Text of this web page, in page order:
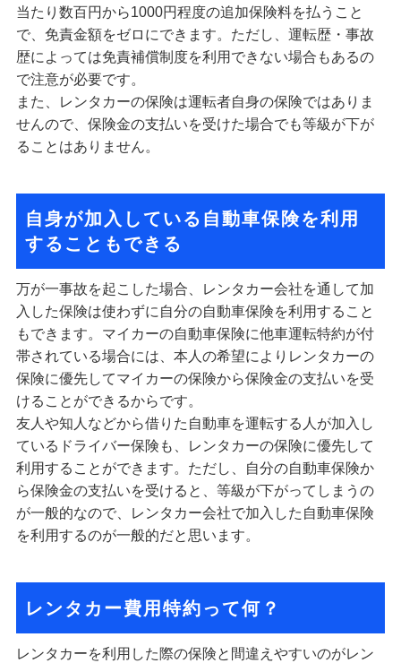
当たり数百円から1000円程度の追加保険料を払うこと
で、免責金額をゼロにできます。ただし、運転歴・事故
歴によっては免責補償制度を利用できない場合もあるの
で注意が必要です。
また、レンタカーの保険は運転者自身の保険ではありま
せんので、保険金の支払いを受けた場合でも等級が下が
ることはありません。
自身が加入している自動車保険を利用
することもできる
万が一事故を起こした場合、レンタカー会社を通して加
入した保険は使わずに自分の自動車保険を利用すること
もできます。マイカーの自動車保険に他車運転特約が付
帯されている場合には、本人の希望によりレンタカーの
保険に優先してマイカーの保険から保険金の支払いを受
けることができるからです。
友人や知人などから借りた自動車を運転する人が加入し
ているドライバー保険も、レンタカーの保険に優先して
利用することができます。ただし、自分の自動車保険か
ら保険金の支払いを受けると、等級が下がってしまうの
が一般的なので、レンタカー会社で加入した自動車保険
を利用するのが一般的だと思います。
レンタカー費用特約って何？
レンタカーを利用した際の保険と間違えやすいのがレン